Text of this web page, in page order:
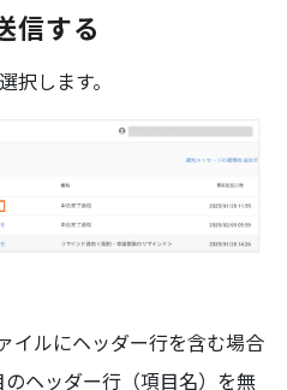
信する
択します。
イルにヘッダー行を含む場合
ヘッダー行（項目名）を無